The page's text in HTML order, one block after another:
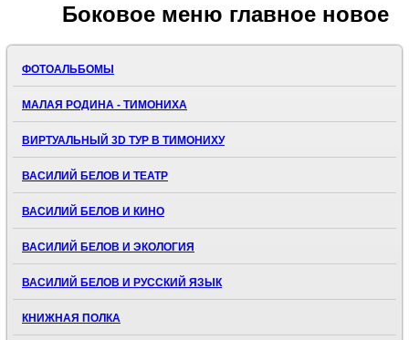
Боковое меню главное новое
ФОТОАЛЬБОМЫ
МАЛАЯ РОДИНА - ТИМОНИХА
ВИРТУАЛЬНЫЙ 3D ТУР В ТИМОНИХУ
ВАСИЛИЙ БЕЛОВ И ТЕАТР
ВАСИЛИЙ БЕЛОВ И КИНО
ВАСИЛИЙ БЕЛОВ И ЭКОЛОГИЯ
ВАСИЛИЙ БЕЛОВ И РУССКИЙ ЯЗЫК
КНИЖНАЯ ПОЛКА